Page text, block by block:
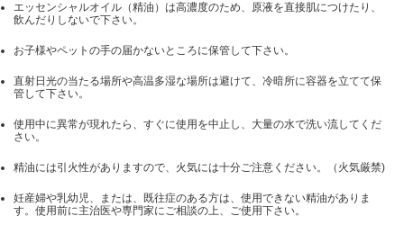
エッセンシャルオイル（精油）は高濃度のため、原液を直接肌につけたり、
飲んだりしないで下さい。
お子様やペットの手の届かないところに保管して下さい。
直射日光の当たる場所や高温多湿な場所は避けて、冷暗所に容器を立てて保
管して下さい。
使用中に異常が現れたら、すぐに使用を中止し、大量の水で洗い流してくだ
さい。
精油には引火性がありますので、火気には十分ご注意ください。（火気厳禁)
妊産婦や乳幼児、または、既往症のある方は、使用できない精油がありま
す。使用前に主治医や専門家にご相談の上、ご使用下さい。